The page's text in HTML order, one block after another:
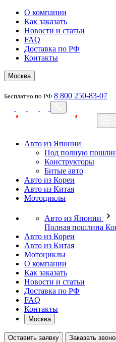
О компании
Как заказать
Новости и статьи
FAQ
Доставка по РФ
Контакты
Москва
Бесплатно по РФ 8 800 250-83-07
Авто из Японии
Под полную
Конструкторы
Битые авто
Авто из Кореи
Авто из Китая
Мотоциклы
Авто из Японии
Полная пошлина
Авто из Кореи
Авто из Китая
Мотоциклы
О компании
Как заказать
Новости и статьи
Доставка по РФ
FAQ
Контакты
Москва
Оставить заявку Заказать